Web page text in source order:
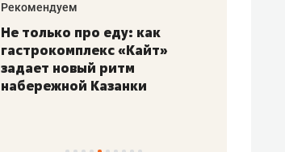
Рекомендуем
Не только про еду: как
гастрокомплекс «Кайт»
задает новый ритм
набережной Казанки